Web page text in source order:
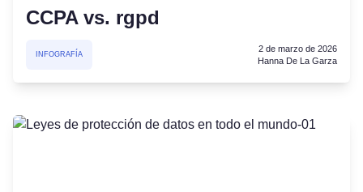
CCPA vs. rgpd
INFOGRAFÍA
2 de marzo de 2026
Hanna De La Garza